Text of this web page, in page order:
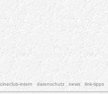
cineclub-intern datenschutz news link-tipps